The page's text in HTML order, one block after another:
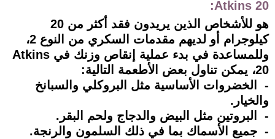
Atkins 20:
هو للأشخاص الذين يريدون فقد أكثر من 20
كيلوجرام أو لديهم مقدمات السكري من النوع 2،
وللمساعدة في بدء عملية إنقاص وزنك في Atkins
20، يمكن تناول بعض الأطعمة التالية:
- الخضروات الأساسية مثل البروكلي والسبانخ
والخيار.
- البروتين مثل البيض والدجاج ولحم البقر.
- جميع الأسماك بما في ذلك السلمون والرنجة.